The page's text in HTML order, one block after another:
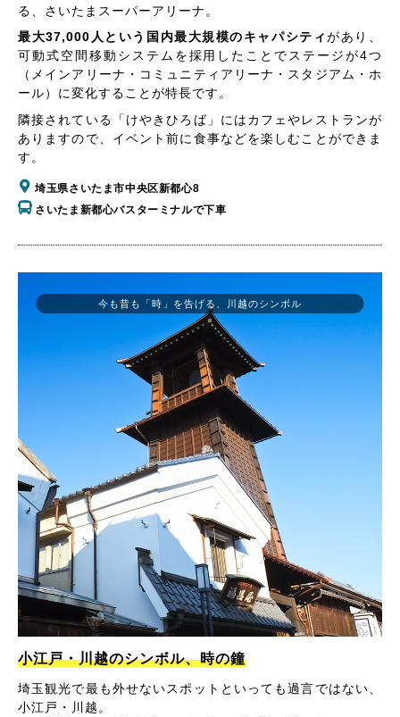
る、さいたまスーパーアリーナ。
最大37,000人という国内最大規模のキャパシティがあり、
可動式空間移動システムを採用したことでステージが4つ
（メインアリーナ・コミュニティアリーナ・スタジアム・ホ
ール）に変化することが特長です。
隣接されている「けやきひろば」にはカフェやレストランが
ありますので、イベント前に食事などを楽しむことができま
す。
埼玉県さいたま市中央区新都心8
さいたま新都心バスターミナルで下車
今も昔も「時」を告げる、川越のシンボル
小江戸・川越のシンボル、時の鐘
埼玉観光で最も外せないスポットといっても過言ではない、
小江戸・川越。